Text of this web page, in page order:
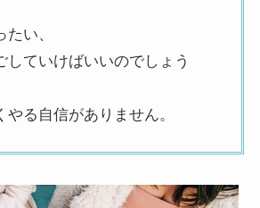
い、
していけばいいのでしょう
やる自信がありません。